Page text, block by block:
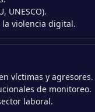
UNESCO).
la violencia digital.
víctimas y agresores.
de monitoreo.
laboral.